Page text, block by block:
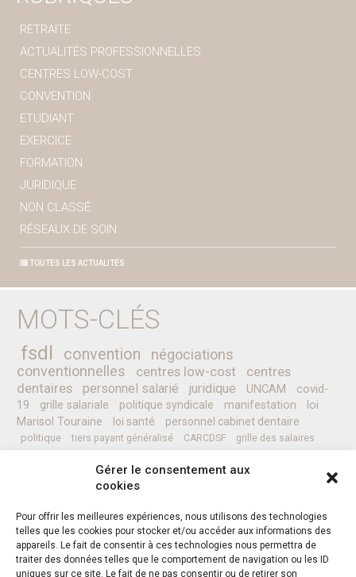
Gérer le consentement aux
cookies
Pour offrir les meilleures expériences, nous utilisons des technologies
telles que les cookies pour stocker et/ou accéder aux informations des
appareils. Le fait de consentir à ces technologies nous permettra de
traiter des données telles que le comportement de navigation ou les ID
uniques sur ce site. Le fait de ne pas consentir ou de retirer son
RETRAITE
ACTUALITÉS PROFESSIONNELLES
CENTRES LOW-COST
CONVENTION
ETUDIANT
EXERCICE
FORMATION
JURIDIQUE
NON CLASSÉ
RÉSEAUX DE SOIN
TOUTES LES ACTUALITÉS
MOTS-CLÉS
fsdl convention
négociations
conventionnelles
centres low-cost
centres
dentaires
personnel salarié juridique UNCAM
covid-
19
grille salariale politique syndicale manifestation
loi
Marisol Touraine
loi santé personnel cabinet dentaire
politique tiers payant généralisé CARCDSF
grille des salaires
complémentaires santé
secret médical sénat CCAM
professionnels de santé
Instagram Facebook Twitter